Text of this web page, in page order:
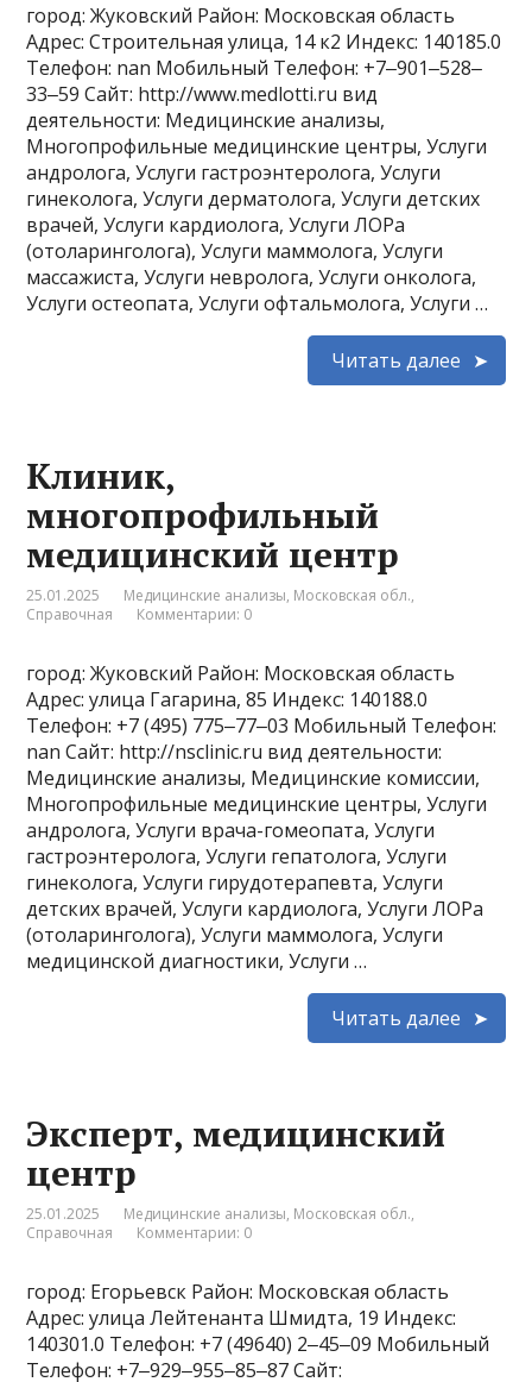
город: Жуковский Район: Московская область
Адрес: Строительная улица, 14 к2 Индекс: 140185.0
Телефон: nan Мобильный Телефон: +7‒901‒528‒
33‒59 Сайт: http://www.medlotti.ru вид
деятельности: Медицинские анализы,
Многопрофильные медицинские центры, Услуги
андролога, Услуги гастроэнтеролога, Услуги
гинеколога, Услуги дерматолога, Услуги детских
врачей, Услуги кардиолога, Услуги ЛОРа
(отоларинголога), Услуги маммолога, Услуги
массажиста, Услуги невролога, Услуги онколога,
Услуги остеопата, Услуги офтальмолога, Услуги …
Читать далее
Клиник,
многопрофильный
медицинский центр
25.01.2025 Медицинские анализы, Московская обл.,
Справочная
Комментарии: 0
город: Жуковский Район: Московская область
Адрес: улица Гагарина, 85 Индекс: 140188.0
Телефон: +7 (495) 775‒77‒03 Мобильный Телефон:
nan Сайт: http://nsclinic.ru вид деятельности:
Медицинские анализы, Медицинские комиссии,
Многопрофильные медицинские центры, Услуги
андролога, Услуги врача-гомеопата, Услуги
гастроэнтеролога, Услуги гепатолога, Услуги
гинеколога, Услуги гирудотерапевта, Услуги
детских врачей, Услуги кардиолога, Услуги ЛОРа
(отоларинголога), Услуги маммолога, Услуги
медицинской диагностики, Услуги …
Читать далее
Эксперт, медицинский
центр
25.01.2025 Медицинские анализы, Московская обл.,
Справочная
Комментарии: 0
город: Егорьевск Район: Московская область
Адрес: улица Лейтенанта Шмидта, 19 Индекс:
140301.0 Телефон: +7 (49640) 2‒45‒09 Мобильный
Телефон: +7‒929‒955‒85‒87 Сайт: